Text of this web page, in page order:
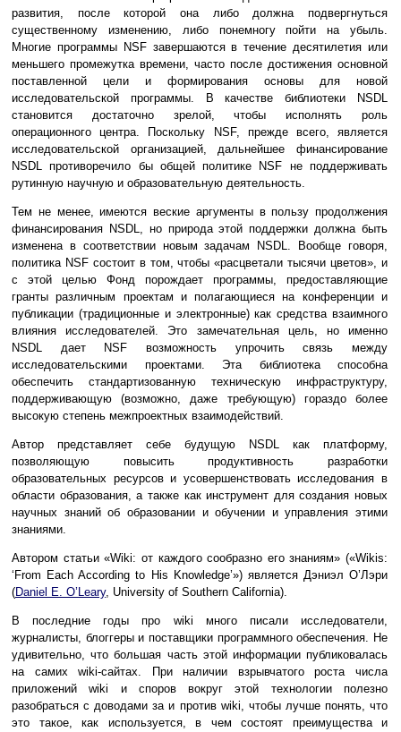
развития, после которой она либо должна подвергнуться
существенному изменению, либо понемногу пойти на убыль.
Многие программы NSF завершаются в течение десятилетия или
меньшего промежутка времени, часто после достижения основной
поставленной цели и формирования основы для новой
исследовательской программы. В качестве библиотеки NSDL
становится достаточно зрелой, чтобы исполнять роль
операционного центра. Поскольку NSF, прежде всего, является
исследовательской организацией, дальнейшее финансирование
NSDL противоречило бы общей политике NSF не поддерживать
рутинную научную и образовательную деятельность.
Тем не менее, имеются веские аргументы в пользу продолжения
финансирования NSDL, но природа этой поддержки должна быть
изменена в соответствии новым задачам NSDL. Вообще говоря,
политика NSF состоит в том, чтобы «расцветали тысячи цветов», и
с этой целью Фонд порождает программы, предоставляющие
гранты различным проектам и полагающиеся на конференции и
публикации (традиционные и электронные) как средства взаимного
влияния исследователей. Это замечательная цель, но именно
NSDL дает NSF возможность упрочить связь между
исследовательскими проектами. Эта библиотека способна
обеспечить стандартизованную техническую инфраструктуру,
поддерживающую (возможно, даже требующую) гораздо более
высокую степень межпроектных взаимодействий.
Автор представляет себе будущую NSDL как платформу,
позволяющую повысить продуктивность разработки
образовательных ресурсов и усовершенствовать исследования в
области образования, а также как инструмент для создания новых
научных знаний об образовании и обучении и управления этими
знаниями.
Автором статьи «Wiki: от каждого сообразно его знаниям» («Wikis:
‘From Each According to His Knowledge’») является Дэниэл О’Лэри
(Daniel E. O’Leary, University of Southern California).
В последние годы про wiki много писали исследователи,
журналисты, блоггеры и поставщики программного обеспечения. Не
удивительно, что большая часть этой информации публиковалась
на самих wiki-сайтах. При наличии взрывчатого роста числа
приложений wiki и споров вокруг этой технологии полезно
разобраться с доводами за и против wiki, чтобы лучше понять, что
это такое, как используется, в чем состоят преимущества и